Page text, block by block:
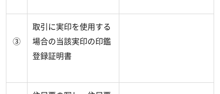
③
取引に実印を使用する
場合の当該実印の印鑑
登録証明書